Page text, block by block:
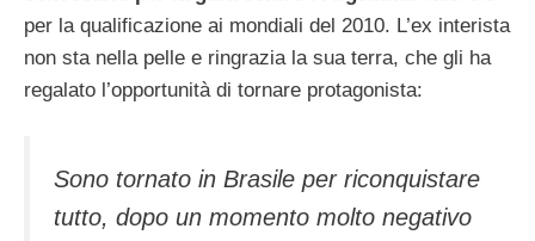
per la qualificazione ai mondiali del 2010. L’ex interista
non sta nella pelle e ringrazia la sua terra, che gli ha
regalato l’opportunità di tornare protagonista:
Sono tornato in Brasile per riconquistare
tutto, dopo un momento molto negativo